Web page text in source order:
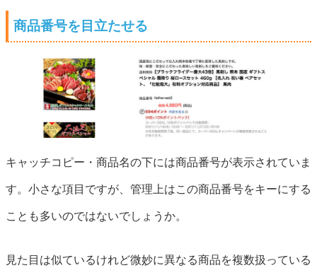
商品番号を目立たせる
キャッチコピー・商品名の下には商品番号が表示されていま
す。小さな項目ですが、管理上はこの商品番号をキーにする
ことも多いのではないでしょうか。
見た目は似ているけれど微妙に異なる商品を複数扱っている